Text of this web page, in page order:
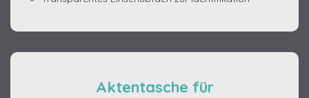
Aktentasche für